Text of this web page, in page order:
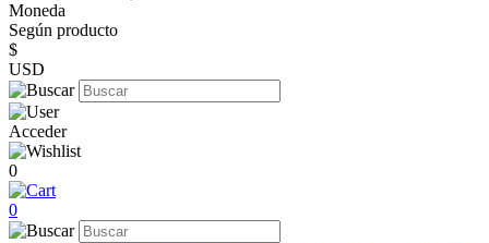
Moneda
Según producto
$
USD
Acceder
0
0